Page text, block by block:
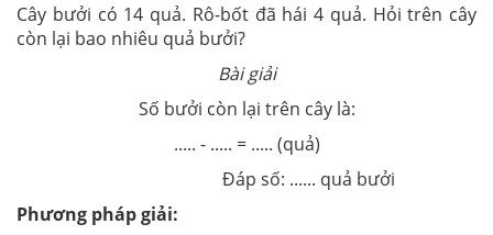
Cây bưởi có 14 quả. Rô-bốt đã hái 4 quả. Hỏi trên cây
còn lại bao nhiêu quả bưởi?
Bài giải
Số bưởi còn lại trên cây là:
..... - ..... = ..... (quả)
Đáp số: ...... quả bưởi
Phương pháp giải: